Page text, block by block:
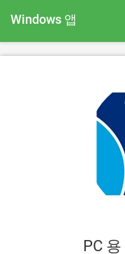
Windows 앱
PC